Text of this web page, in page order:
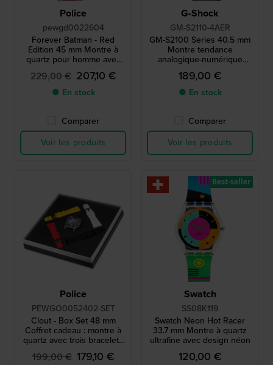
Police
pewgd0022604
Forever Batman - Red
Edition 45 mm Montre à
quartz pour homme avec
rétroéclairage rouge
229,00 € 207,10 €
● En stock
Comparer
Voir les produits
G-Shock
GM-S2110-4AER
GM-S2100 Series 40.5 mm
Montre tendance
analogique-numérique
octogonale
189,00 €
● En stock
Comparer
Voir les produits
Police
PEWGO0052402-SET
Clout - Box Set 48 mm
Coffret cadeau : montre à
quartz avec trois bracelets
en silicone supplémentaires
199,00 € 179,10 €
Swatch
SS08K119
Swatch Neon Hot Racer
33.7 mm Montre à quartz
ultrafine avec design néon
120,00 €
Best-seller